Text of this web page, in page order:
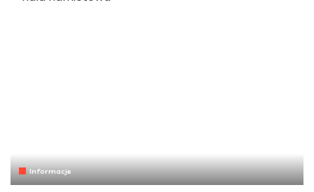
Informacje